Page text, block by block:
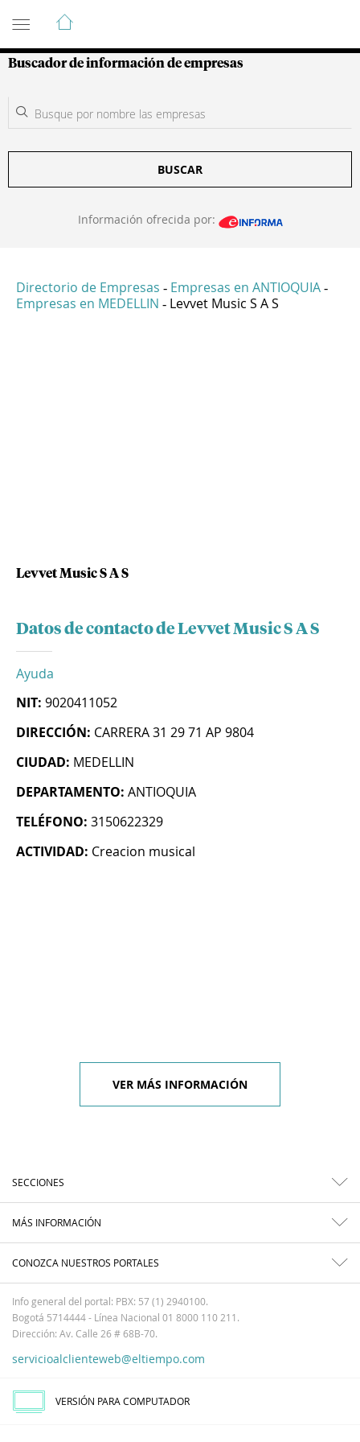
Guía de Empresas Colombianas
Buscador de información de empresas
BUSCAR
Información ofrecida por:
Directorio de Empresas - Empresas en ANTIOQUIA -
Empresas en MEDELLIN - Levvet Music S A S
Levvet Music S A S
Datos de contacto de Levvet Music S A S
Ayuda
NIT: 9020411052
DIRECCIÓN: CARRERA 31 29 71 AP 9804
CIUDAD: MEDELLIN
DEPARTAMENTO: ANTIOQUIA
TELÉFONO: 3150622329
ACTIVIDAD: Creacion musical
VER MÁS INFORMACIÓN
SECCIONES
MÁS INFORMACIÓN
CONOZCA NUESTROS PORTALES
Info general del portal: PBX: 57 (1) 2940100.
Bogotá 5714444 - Línea Nacional 01 8000 110 211.
Dirección: Av. Calle 26 # 68B-70.
servicioalclienteweb@eltiempo.com
VERSIÓN PARA COMPUTADOR